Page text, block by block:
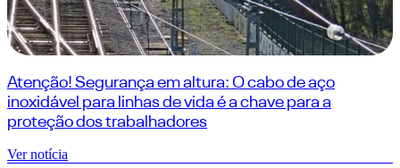
Atenção! Segurança em altura: O cabo de aço
inoxidável para linhas de vida é a chave para a
proteção dos trabalhadores
Ver notícia